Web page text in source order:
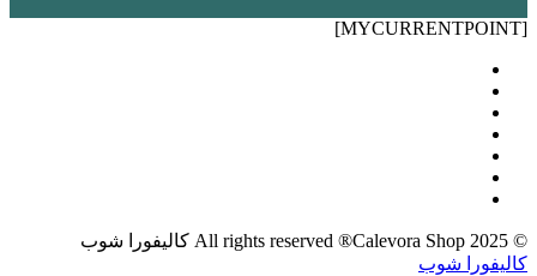
[MYCURRENTPOINT]
© 2025 All rights reserved ®Calevora Shop كاليفورا شوب
كاليفورا شوب